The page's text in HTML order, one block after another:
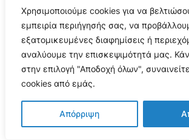
Χρησιμοποιούμε cookies για να
εμπειρία περιήγησής σας, να
εξατομικευμένες διαφημίσεις ή
αναλύουμε την επισκεψιμότητά μας.
στην επιλογή "Αποδοχή όλων",
cookies από εμάς.
Απόρριψη
«Δικαιολογητικά Συμμετοχής».
(β) ένας (υπο)φάκελος με την
«Οικονομική Προσφορά».
Α.Ο υποφάκελος δικαιολογητικών
στον οποίο θα εμπεριέχονται επί
αποκλεισμού τα ακόλουθα (για την
συνδρομής των λόγω αποκλεισμού